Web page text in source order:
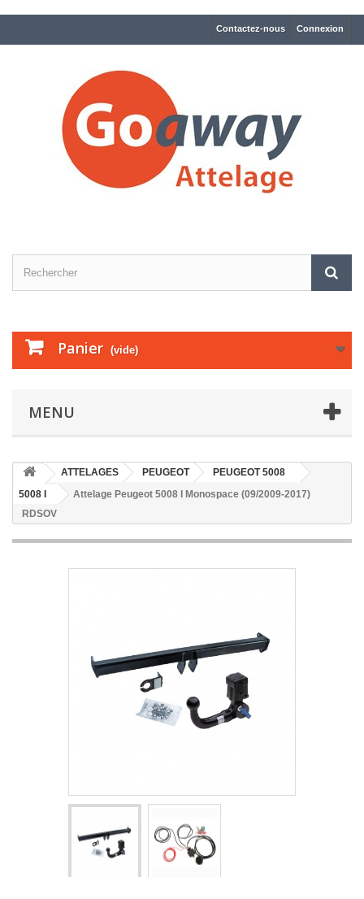
Connexion
Contactez-nous
Panier (vide)
MENU
ATTELAGES PEUGEOT
PEUGEOT 5008
5008 I
Attelage Peugeot 5008 I Monospace (09/2009-2017)
RDSOV